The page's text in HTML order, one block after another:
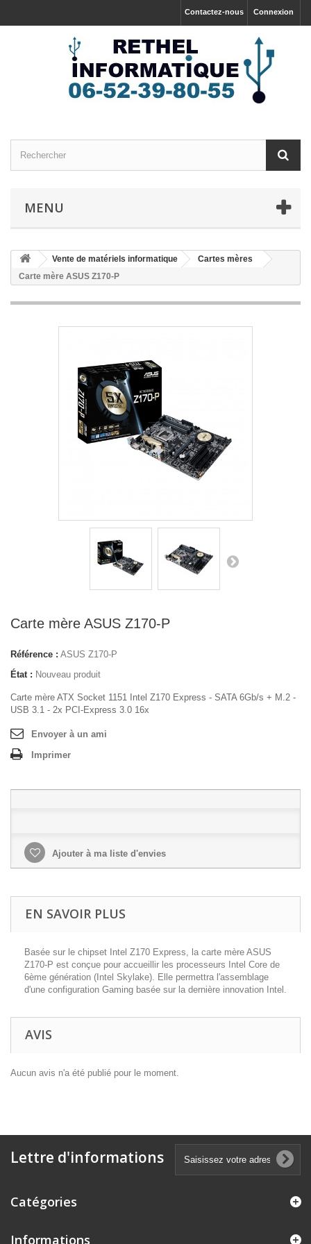
Connexion
Contactez-nous
MENU
Vente de matériels informatique
Cartes mères
Carte mère ASUS Z170-P
Carte mère ASUS Z170-P
Référence : ASUS Z170-P
État : Nouveau produit
Carte mère ATX Socket 1151 Intel Z170 Express - SATA 6Gb/s + M.2 -
USB 3.1 - 2x PCI-Express 3.0 16x
Envoyer à un ami
Imprimer
Ajouter à ma liste d'envies
EN SAVOIR PLUS
Basée sur le chipset Intel Z170 Express, la carte mère ASUS
Z170-P est conçue pour accueillir les processeurs Intel Core de
6ème génération (Intel Skylake). Elle permettra l'assemblage
d'une configuration Gaming basée sur la dernière innovation Intel.
AVIS
Aucun avis n'a été publié pour le moment.
Lettre d'informations
Catégories
Informations